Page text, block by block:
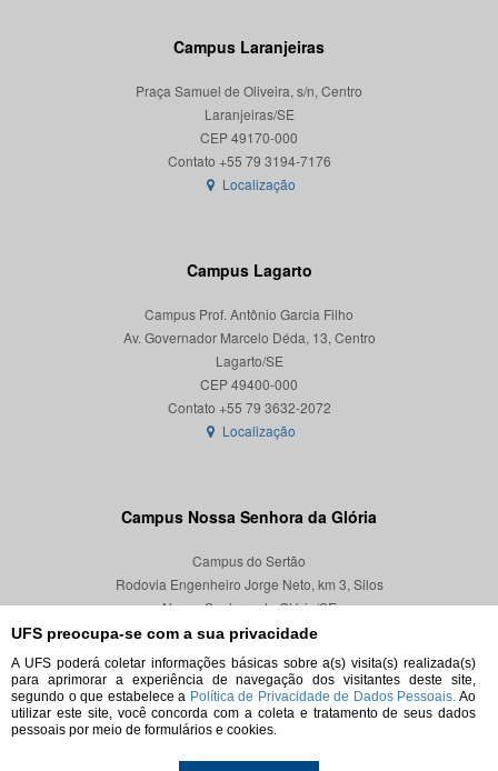
UFS preocupa-se com a sua privacidade
A UFS poderá coletar informações básicas sobre a(s) visita(s) realizada(s)
para aprimorar a experiência de navegação dos visitantes deste site,
segundo o que estabelece a Política de Privacidade de Dados Pessoais. Ao
utilizar este site, você concorda com a coleta e tratamento de seus dados
pessoais por meio de formulários e cookies.
Campus Laranjeiras
Praça Samuel de Oliveira, s/n, Centro
Laranjeiras/SE
CEP 49170-000
Localização
Campus Lagarto
Campus Prof. Antônio Garcia Filho
Av. Governador Marcelo Déda, 13, Centro
Lagarto/SE
CEP 49400-000
Localização
Campus Nossa Senhora da Glória
Campus do Sertão
Rodovia Engenheiro Jorge Neto, km 3, Silos
Nossa Senhora da Glória/SE
CEP 49680-000
Localização